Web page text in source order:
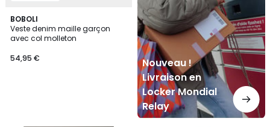
BOBOLI
Veste denim maille garçon
avec col molleton
54,95 €
Nouveau !
Livraison en
Locker Mondial
Relay